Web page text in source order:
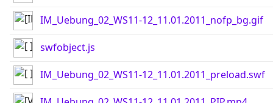
IM_Uebung_02_WS11-12_11.01.2011_nofp_bg.gif
swfobject.js
IM_Uebung_02_WS11-12_11.01.2011_preload.swf